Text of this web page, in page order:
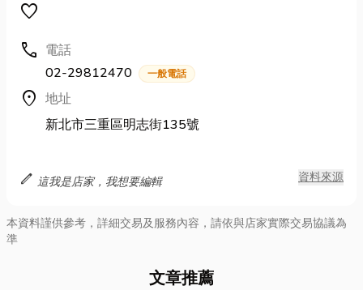
favorite
call 電話
02-29812470
一般電話
location_on 地址
新北市三重區明志街135號
edit 這我是店家，我想要編輯 資料來源
本資料謹供參考，詳細交易及服務內容，請依與店家實際交易協議為
準
文章推薦